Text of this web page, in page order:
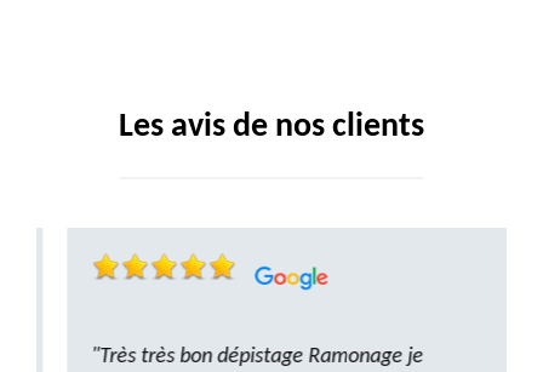
Les avis de nos clients
"Très très bon dépistage Ramonage je